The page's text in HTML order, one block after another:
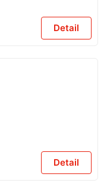
Detail
Detail